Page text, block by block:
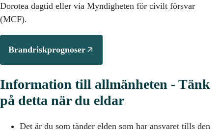
Dorotea dagtid eller via Myndigheten för civilt försvar
(MCF).
Brandriskprognoser
Information till allmänheten - Tänk
på detta när du eldar
Det är du som tänder elden som har ansvaret tills den